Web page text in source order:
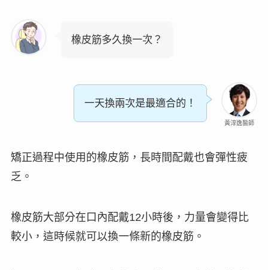
橡皮筋多久換一次？
黃淳逸醫師
一天換兩次是最適合的！
矯正過程中使用的橡皮筋，長時間配戴也會彈性疲
乏。
橡皮筋大部分在口內配戴12小時後，力量會變得比
較小，這時候就可以換一條新的橡皮筋。